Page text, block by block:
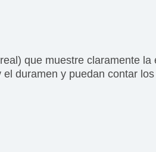
que muestre claramente
duramen y puedan contar